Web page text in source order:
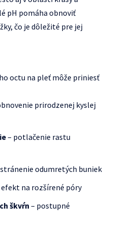
pH pomáha obnoviť
čo je dôležité pre jej
octu na pleť môže priniesť
prirodzenej kyslej
– potlačenie rastu
odumretých buniek
efekt na rozšírené póry
škvŕn– postupné